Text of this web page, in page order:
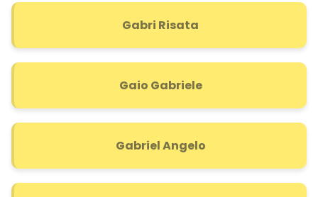
Gabri Risata
Gaio Gabriele
Gabriel Angelo